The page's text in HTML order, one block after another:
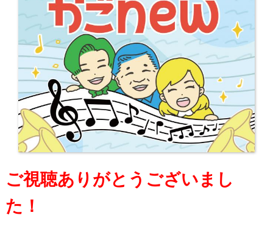
ご視聴ありがとうございまし
た！